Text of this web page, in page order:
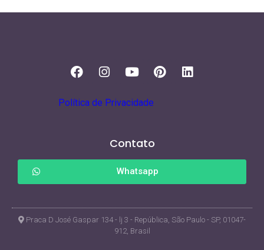
Política de Privacidade
Contato
Whatsapp
Praca D José Gaspar 134 - lj 3 - República, São Paulo - SP, 01047-
912, Brasil